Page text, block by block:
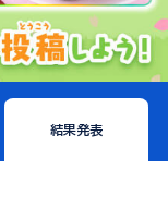
結果発表